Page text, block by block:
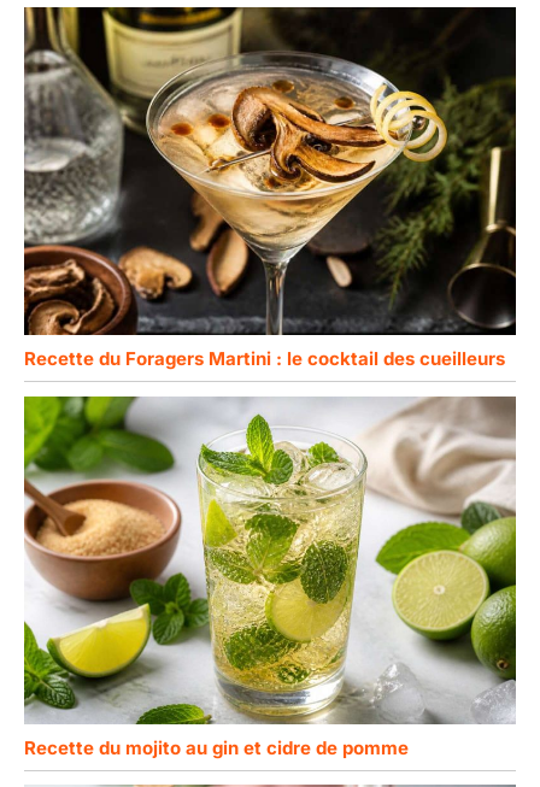
Recette du Foragers Martini : le cocktail des cueilleurs
Recette du mojito au gin et cidre de pomme